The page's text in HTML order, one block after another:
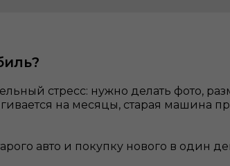
стресс: нужно делать фото,
на месяцы, старая машина
авто и покупку нового в один